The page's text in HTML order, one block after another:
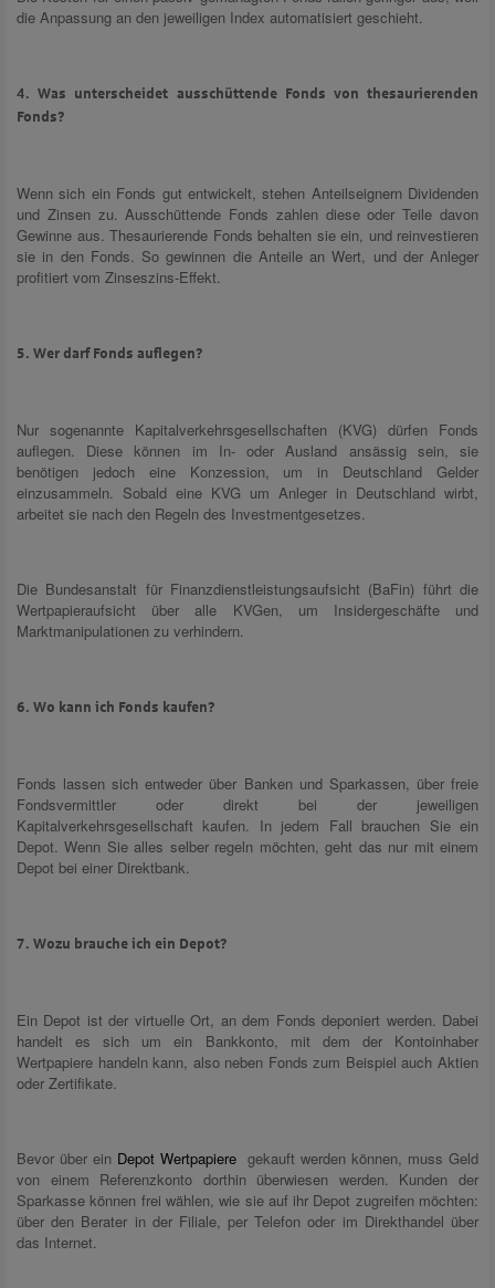
die Anpassung an den jeweiligen Index automatisiert geschieht.
4. Was unterscheidet ausschüttende Fonds von thesaurierenden
Fonds?
Wenn sich ein Fonds gut entwickelt, stehen Anteilseignern Dividenden
und Zinsen zu. Ausschüttende Fonds zahlen diese oder Teile davon
Gewinne aus. Thesaurierende Fonds behalten sie ein, und reinvestieren
sie in den Fonds. So gewinnen die Anteile an Wert, und der Anleger
profitiert vom Zinseszins-Effekt.
5. Wer darf Fonds auflegen?
Nur sogenannte Kapitalverkehrsgesellschaften (KVG) dürfen Fonds
auflegen. Diese können im In- oder Ausland ansässig sein, sie
benötigen jedoch eine Konzession, um in Deutschland Gelder
einzusammeln. Sobald eine KVG um Anleger in Deutschland wirbt,
arbeitet sie nach den Regeln des Investmentgesetzes.
Die Bundesanstalt für Finanzdienstleistungsaufsicht (BaFin) führt die
Wertpapieraufsicht über alle KVGen, um Insidergeschäfte und
Marktmanipulationen zu verhindern.
6. Wo kann ich Fonds kaufen?
Fonds lassen sich entweder über Banken und Sparkassen, über freie
Fondsvermittler oder direkt bei der jeweiligen
Kapitalverkehrsgesellschaft kaufen. In jedem Fall brauchen Sie ein
Depot. Wenn Sie alles selber regeln möchten, geht das nur mit einem
Depot bei einer Direktbank.
7. Wozu brauche ich ein Depot?
Ein Depot ist der virtuelle Ort, an dem Fonds deponiert werden. Dabei
handelt es sich um ein Bankkonto, mit dem der Kontoinhaber
Wertpapiere handeln kann, also neben Fonds zum Beispiel auch Aktien
oder Zertifikate.
Bevor über ein Depot Wertpapiere gekauft werden können, muss Geld
von einem Referenzkonto dorthin überwiesen werden. Kunden der
Sparkasse können frei wählen, wie sie auf ihr Depot zugreifen möchten:
über den Berater in der Filiale, per Telefon oder im Direkthandel über
das Internet.